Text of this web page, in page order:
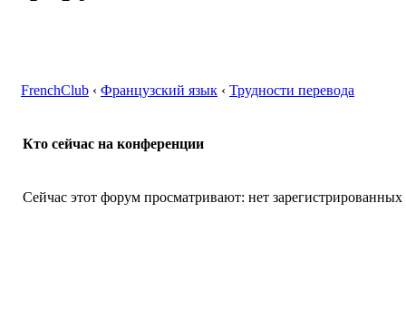
FrenchClub ‹ Французский язык ‹ Трудности перевода
Кто сейчас на конференции
Сейчас этот форум просматривают: нет зарегистрированных